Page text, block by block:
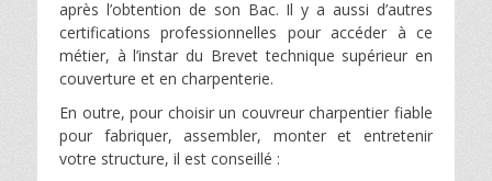
après l’obtention de son Bac. Il y a aussi d’autres
certifications professionnelles pour accéder à ce
métier, à l’instar du Brevet technique supérieur en
couverture et en charpenterie.
En outre, pour choisir un couvreur charpentier fiable
pour fabriquer, assembler, monter et entretenir
votre structure, il est conseillé :